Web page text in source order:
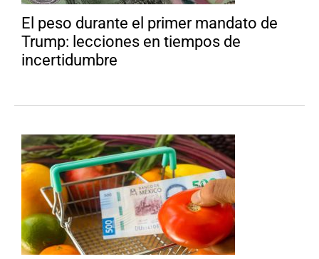
El peso durante el primer mandato de
Trump: lecciones en tiempos de
incertidumbre